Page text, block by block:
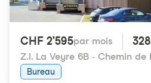
CHF 2'595par mois 328
Bureau